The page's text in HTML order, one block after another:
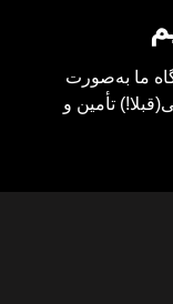
ما به‌صورت
تأمین و